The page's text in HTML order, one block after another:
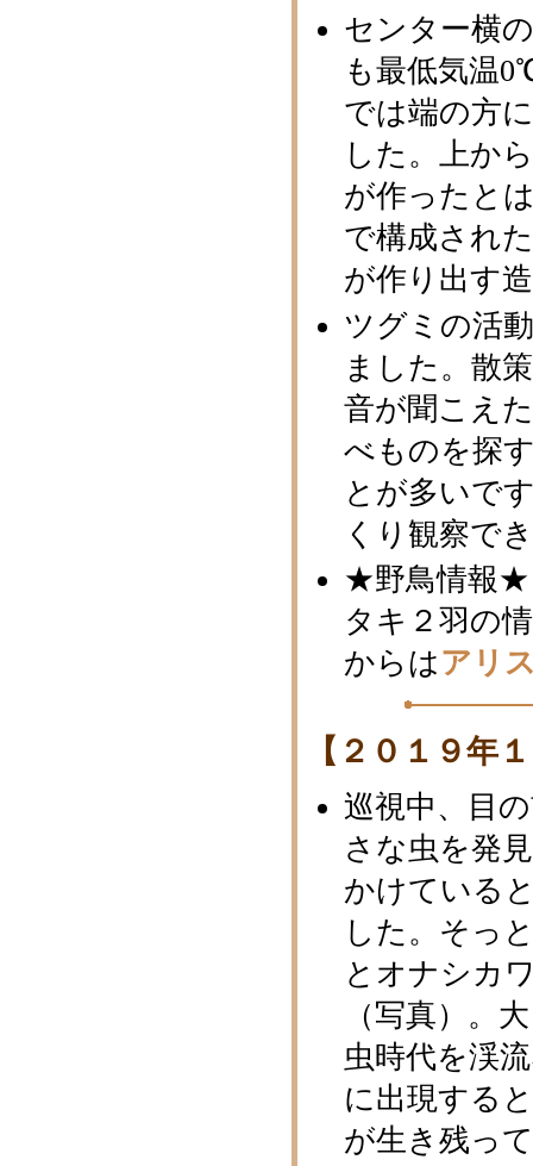
センター横
も最低気温
では端の方
した。上か
が作ったと
で構成され
が作り出す
ツグミの活
ました。散
音が聞こえ
べものを探
とが多いで
くり観察で
★野鳥情報★
タキ２羽の
からはアリ
【２０１９年
巡視中、目
さな虫を発
かけている
した。そっ
とオナシカ
（写真）。
虫時代を渓
に出現する
が生き残っ